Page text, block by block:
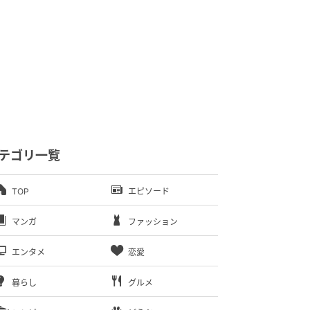
ゴリ一覧
TOP エピソード
マンガ ファッション
エンタメ 恋愛
暮らし グルメ